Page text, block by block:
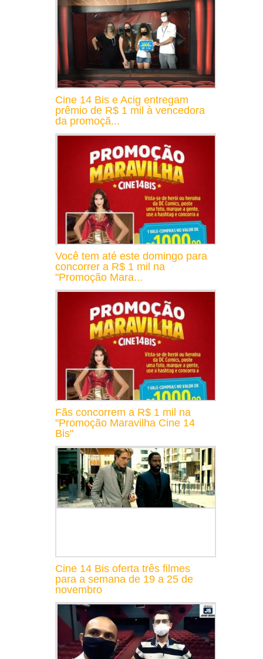
Cine 14 Bis e Acig entregam
prêmio de R$ 1 mil à vencedora
da promoçã...
Você tem até este domingo para
concorrer a R$ 1 mil na
"Promoção Mara...
Fãs concorrem a R$ 1 mil na
"Promoção Maravilha Cine 14
Bis"
Cine 14 Bis oferta três filmes
para a semana de 19 a 25 de
novembro